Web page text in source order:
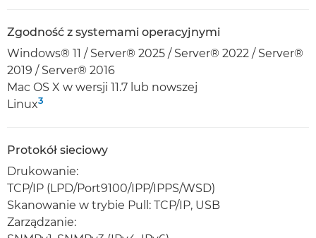
Zgodność z systemami operacyjnymi
Windows® 11 / Server® 2025 / Server® 2022 / Server®
2019 / Server® 2016
Mac OS X w wersji 11.7 lub nowszej
Linux3
Protokół sieciowy
Drukowanie:
TCP/IP (LPD/Port9100/IPP/IPPS/WSD)
Skanowanie w trybie Pull: TCP/IP, USB
Zarządzanie: